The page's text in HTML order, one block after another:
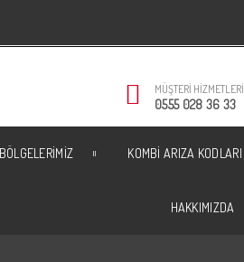
MÜŞTERI HIZMETLERI
0555 028 36 33
KOMBI ARIZA KODLARI
HAKKIMIZDA